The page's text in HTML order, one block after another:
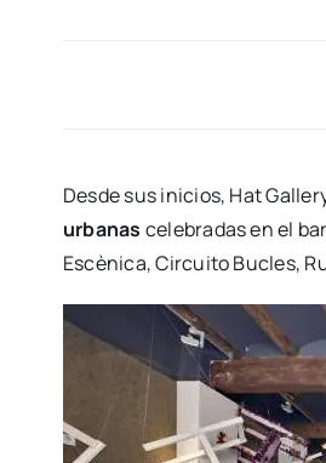
Des­de sus ini­cios, Hat
urba­nas cele­bra­das en el
Escè­ni­ca, Cir­cui­to Bucles,